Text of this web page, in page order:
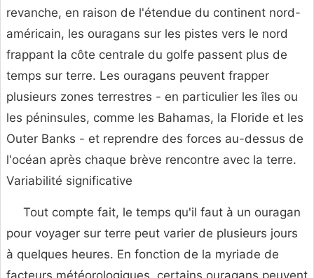
revanche, en raison de l'étendue du continent nord-
américain, les ouragans sur les pistes vers le nord
frappant la côte centrale du golfe passent plus de
temps sur terre. Les ouragans peuvent frapper
plusieurs zones terrestres - en particulier les îles ou
les péninsules, comme les Bahamas, la Floride et les
Outer Banks - et reprendre des forces au-dessus de
l'océan après chaque brève rencontre avec la terre.
Variabilité significative
Tout compte fait, le temps qu'il faut à un ouragan
pour voyager sur terre peut varier de plusieurs jours
à quelques heures. En fonction de la myriade de